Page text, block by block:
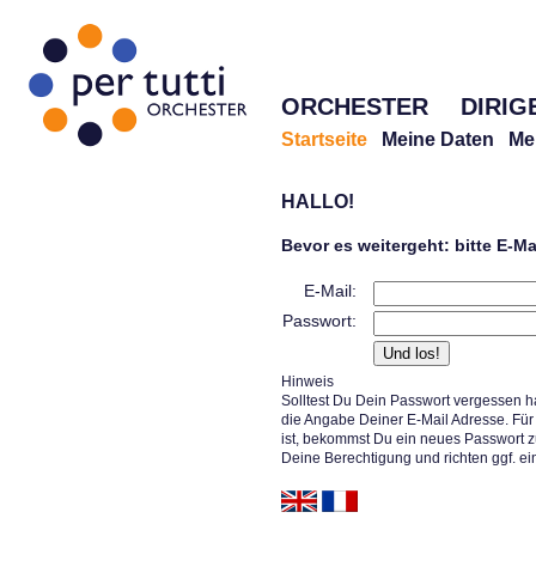
ORCHESTER
Startseite Meine Daten
HALLO!
Bevor es weitergeht: bitte E-
E-Mail:
Passwort:
Hinweis
Solltest Du Dein Passwort vergessen
die Angabe Deiner E-Mail Adresse.
ist, bekommst Du ein neues Passwort
Deine Berechtigung und richten ggf.